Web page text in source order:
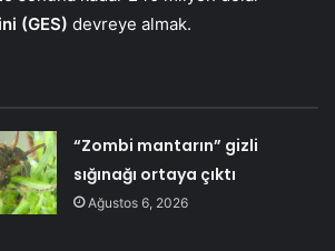
(GES) devreye almak.
“Zombi mantarın” gizli
sığınağı ortaya çıktı
Ağustos 6, 2026